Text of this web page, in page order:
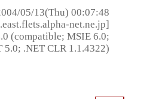
05/13(Thu) 00:07:48
net.ne.jp]
(compatible; MSIE 6.0;
5.0; .NET CLR 1.1.4322)